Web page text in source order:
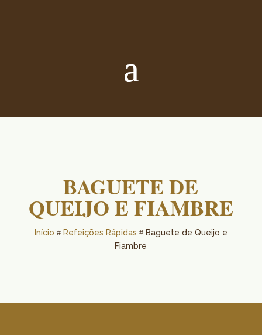
BAGUETE DE
QUEIJO E FIAMBRE
Início # Refeições Rápidas # Baguete de Queijo e
Fiambre